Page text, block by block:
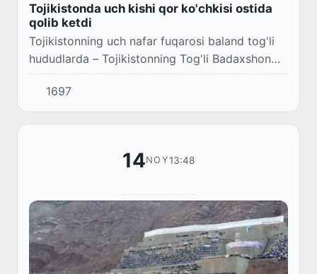
Tojikistonda uch kishi qor ko'chkisi ostida
qolib ketdi
Tojikistonning uch nafar fuqarosi baland tog'li
hududlarda – Tojikistonning Tog'li Badaxshon
muxtor viloyati Vanj tumani Pishixarv
qishlog'ida qor ko'chkisi ostida qolib ketdi.
1697
14NOY13:48